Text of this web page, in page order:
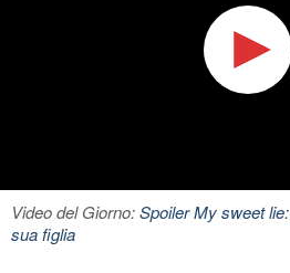
Video del Giorno:Spoiler My sweet
sua figlia